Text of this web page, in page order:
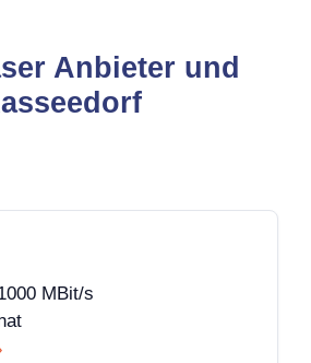
Anbieter und
MBit/s